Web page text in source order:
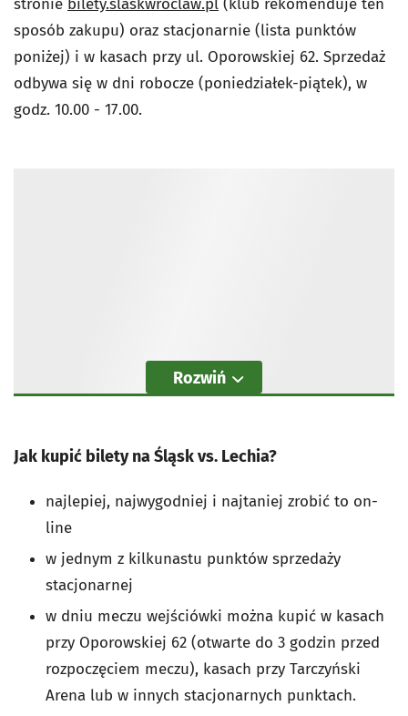
sposób zakupu) oraz stacjonarnie (lista punktów
poniżej) i w kasach przy ul. Oporowskiej 62. Sprzedaż
odbywa się w dni robocze (poniedziałek-piątek), w
godz. 10.00 - 17.00.
Rozwiń
Jak kupić bilety na Śląsk vs. Lechia?
najlepiej, najwygodniej i najtaniej zrobić to on-
line
w jednym z kilkunastu punktów sprzedaży
stacjonarnej
w dniu meczu wejściówki można kupić w kasach
przy Oporowskiej 62 (otwarte do 3 godzin przed
rozpoczęciem meczu), kasach przy Tarczyński
Arena lub w innych stacjonarnych punktach.